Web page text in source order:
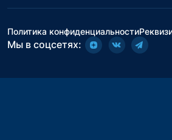
Политика конфиденциальности
Мы в соцсетях: